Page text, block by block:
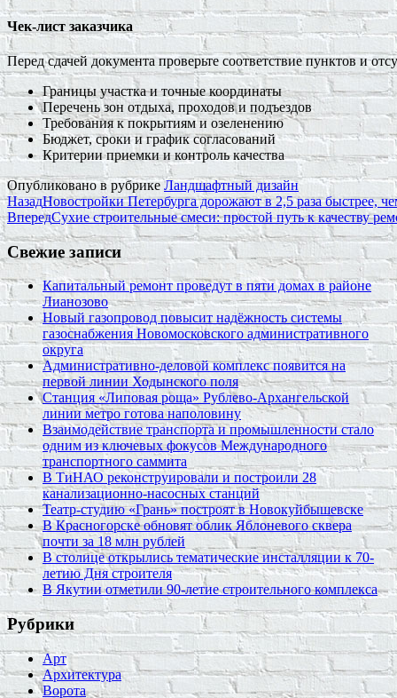
Чек-лист заказчика
Перед сдачей документа проверьте соответствие пунктов и
Границы участка и точные координаты
Перечень зон отдыха, проходов и подъездов
Требования к покрытиям и озеленению
Бюджет, сроки и график согласований
Критерии приемки и контроль качества
Опубликовано в рубрикеЛандшафтный дизайн
НазадНовостройки Петербурга дорожают в 2,5 раза быстрее,
ВпередСухие строительные смеси: простой путь к качеству
Свежие записи
Капитальный ремонт проведут в пяти домах в районе
Лианозово
Новый газопровод повысит надёжность системы
газоснабжения Новомосковского административного
округа
Административно-деловой комплекс появится на
первой линии Ходынского поля
Станция «Липовая роща» Рублево-Архангельской
линии метро готова наполовину
Взаимодействие транспорта и промышленности стало
одним из ключевых фокусов Международного
транспортного саммита
В ТиНАО реконструировали и построили 28
канализационно-насосных станций
Театр-студию «Грань» построят в Новокуйбышевске
В Красногорске обновят облик Яблоневого сквера
почти за 18 млн рублей
В столице открылись тематические инсталляции к 70-
летию Дня строителя
В Якутии отметили 90-летие строительного комплекса
Рубрики
Арт
Архитектура
Ворота